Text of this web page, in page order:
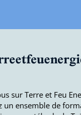
sur Terre et Feu
un ensemble de